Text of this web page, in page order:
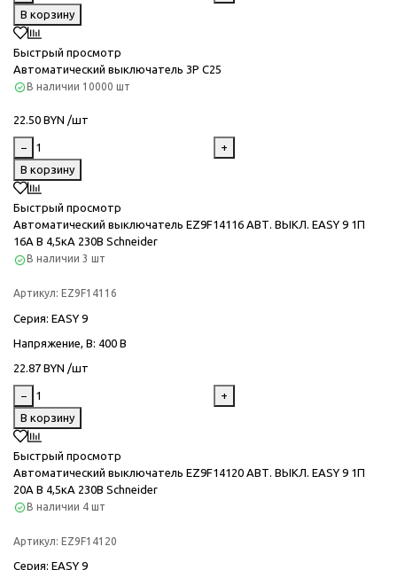
В корзину
Быстрый просмотр
Автоматический выключатель 3P C25
В наличии 10000 шт
22.50 BYN /шт
−
+
В корзину
Быстрый просмотр
Автоматический выключатель EZ9F14116 АВТ. ВЫКЛ. EASY 9 1П
16А В 4,5кА 230В Schneider
В наличии 3 шт
Артикул: EZ9F14116
Серия: EASY 9
Напряжение, В: 400 В
22.87 BYN /шт
−
+
В корзину
Быстрый просмотр
Автоматический выключатель EZ9F14120 АВТ. ВЫКЛ. EASY 9 1П
20А В 4,5кА 230В Schneider
В наличии 4 шт
Артикул: EZ9F14120
Серия: EASY 9